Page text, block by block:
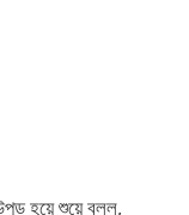
হয়ে শুয়ে বলল,